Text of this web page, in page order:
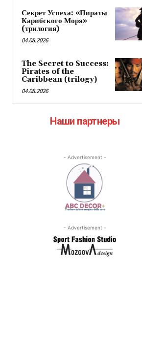
Секрет Успеха: «Пираты
Карибского Моря»
(трилогия)
04.08.2026
The Secret to Success:
Pirates of the
Caribbean (trilogy)
04.08.2026
Наши партнеры
- Advertisement -
- Advertisement -